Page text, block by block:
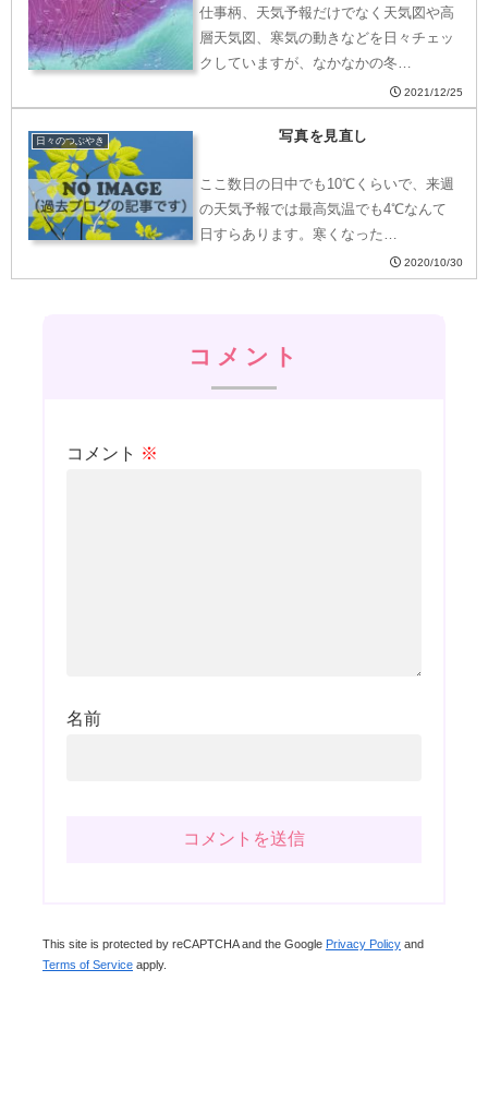
仕事柄、天気予報だけでなく天気図や高
層天気図、寒気の動きなどを日々チェッ
クしていますが、なかなかの冬…
2021/12/25
日々のつぶやき 写真を見直し
ここ数日の日中でも10℃くらいで、来週
の天気予報では最高気温でも4℃なんて
日すらあります。寒くなった…
2020/10/30
コメント
コメント ※
名前
This site is protected by reCAPTCHA and the Google Privacy Policy and
Terms of Service apply.